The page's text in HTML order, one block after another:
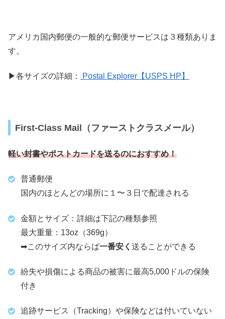
アメリカ国内郵便の一般的な郵便サービスは３種類ありま
す。
▶︎各サイズの詳細： Postal Explorer【USPS HP】
First-Class Mail（ファーストクラスメール）
軽い封書やポストカードを送るのにおすすめ！
普通郵便
国内のほとんどの場所に１〜３日で配達される
金額とサイズ：詳細は下記の種類参照
最大重量：13oz（369g）
➡︎このサイズ内ならば一番安く 送ることができる
紛失や損傷による商品の被害に最高5,000ドルの保険
付き
追跡サービス（Tracking）や保険などは付いていない